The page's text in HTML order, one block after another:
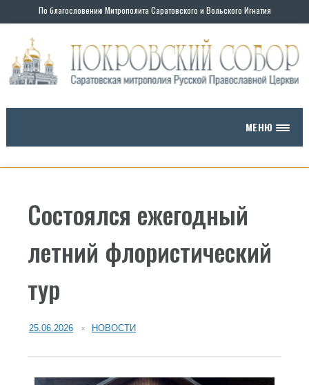
По благословению Митрополита Саратовского и Вольского Игнатия
МЕНЮ
Состоялся ежегодный
летний флористический
тур
25.06.2026 НОВОСТИ